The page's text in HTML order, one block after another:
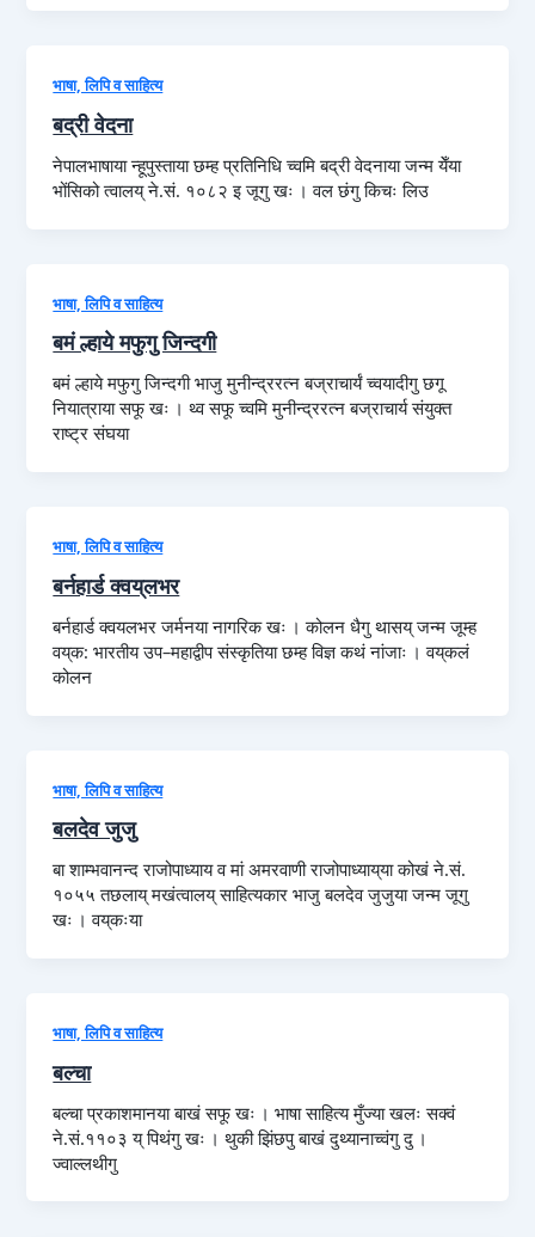
भाषा, लिपि व साहित्य
बद्री वेदना
नेपालभाषाया न्हूपुस्ताया छम्ह प्रतिनिधि च्वमि बद्री वेदनाया जन्म येँया
भोंसिको त्वालय् ने.सं. १०८२ इ जूगु खः । वल छंगु किचः लिउ
भाषा, लिपि व साहित्य
बमं ल्हाये मफुगु जिन्दगी
बमं ल्हाये मफुगु जिन्दगी भाजु मुनीन्द्ररत्न बज्राचार्यं च्वयादीगु छगू
नियात्राया सफू खः । थ्व सफू च्वमि मुनीन्द्ररत्न बज्राचार्य संयुक्त
राष्ट्र संघया
भाषा, लिपि व साहित्य
बर्नहार्ड क्वय्‌लभर
बर्नहार्ड क्वयलभर जर्मनया नागरिक खः । कोलन धैगु थासय् जन्म जूम्ह
वय्‌क: भारतीय उप–महाद्वीप संस्कृतिया छम्ह विज्ञ कथं नांजाः । वय्‌कलं
कोलन
भाषा, लिपि व साहित्य
बलदेव जुजु
बा शाम्भवानन्द राजोपाध्याय व मां अमरवाणी राजोपाध्याय्‌या कोखं ने.सं.
१०५५ तछलाय् मखंत्वालय् साहित्यकार भाजु बलदेव जुजुया जन्म जूगु
खः । वय्‌कःया
भाषा, लिपि व साहित्य
बल्चा
बल्चा प्रकाशमानया बाखं सफू खः । भाषा साहित्य मुँज्या खलः सक्वं
ने.सं.११०३ य् पिथंगु खः । थुकी झिंछपु बाखं दुथ्यानाच्वंगु दु ।
ज्वाल्लथीगु